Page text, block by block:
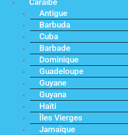
Antigue
Barbuda
Cuba
Barbade
Dominique
Guadeloupe
Guyane
Guyana
Haïti
Îles Vierges
Jamaïque